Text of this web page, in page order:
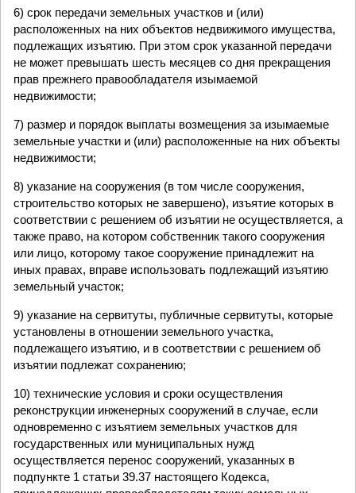
6) срок передачи земельных участков и (или)
расположенных на них объектов недвижимого имущества,
подлежащих изъятию. При этом срок указанной передачи
не может превышать шесть месяцев со дня прекращения
прав прежнего правообладателя изымаемой
недвижимости;
7) размер и порядок выплаты возмещения за изымаемые
земельные участки и (или) расположенные на них объекты
недвижимости;
8) указание на сооружения (в том числе сооружения,
строительство которых не завершено), изъятие которых в
соответствии с решением об изъятии не осуществляется, а
также право, на котором собственник такого сооружения
или лицо, которому такое сооружение принадлежит на
иных правах, вправе использовать подлежащий изъятию
земельный участок;
9) указание на сервитуты, публичные сервитуты, которые
установлены в отношении земельного участка,
подлежащего изъятию, и в соответствии с решением об
изъятии подлежат сохранению;
10) технические условия и сроки осуществления
реконструкции инженерных сооружений в случае, если
одновременно с изъятием земельных участков для
государственных или муниципальных нужд
осуществляется перенос сооружений, указанных в
подпункте 1 статьи 39.37 настоящего Кодекса,